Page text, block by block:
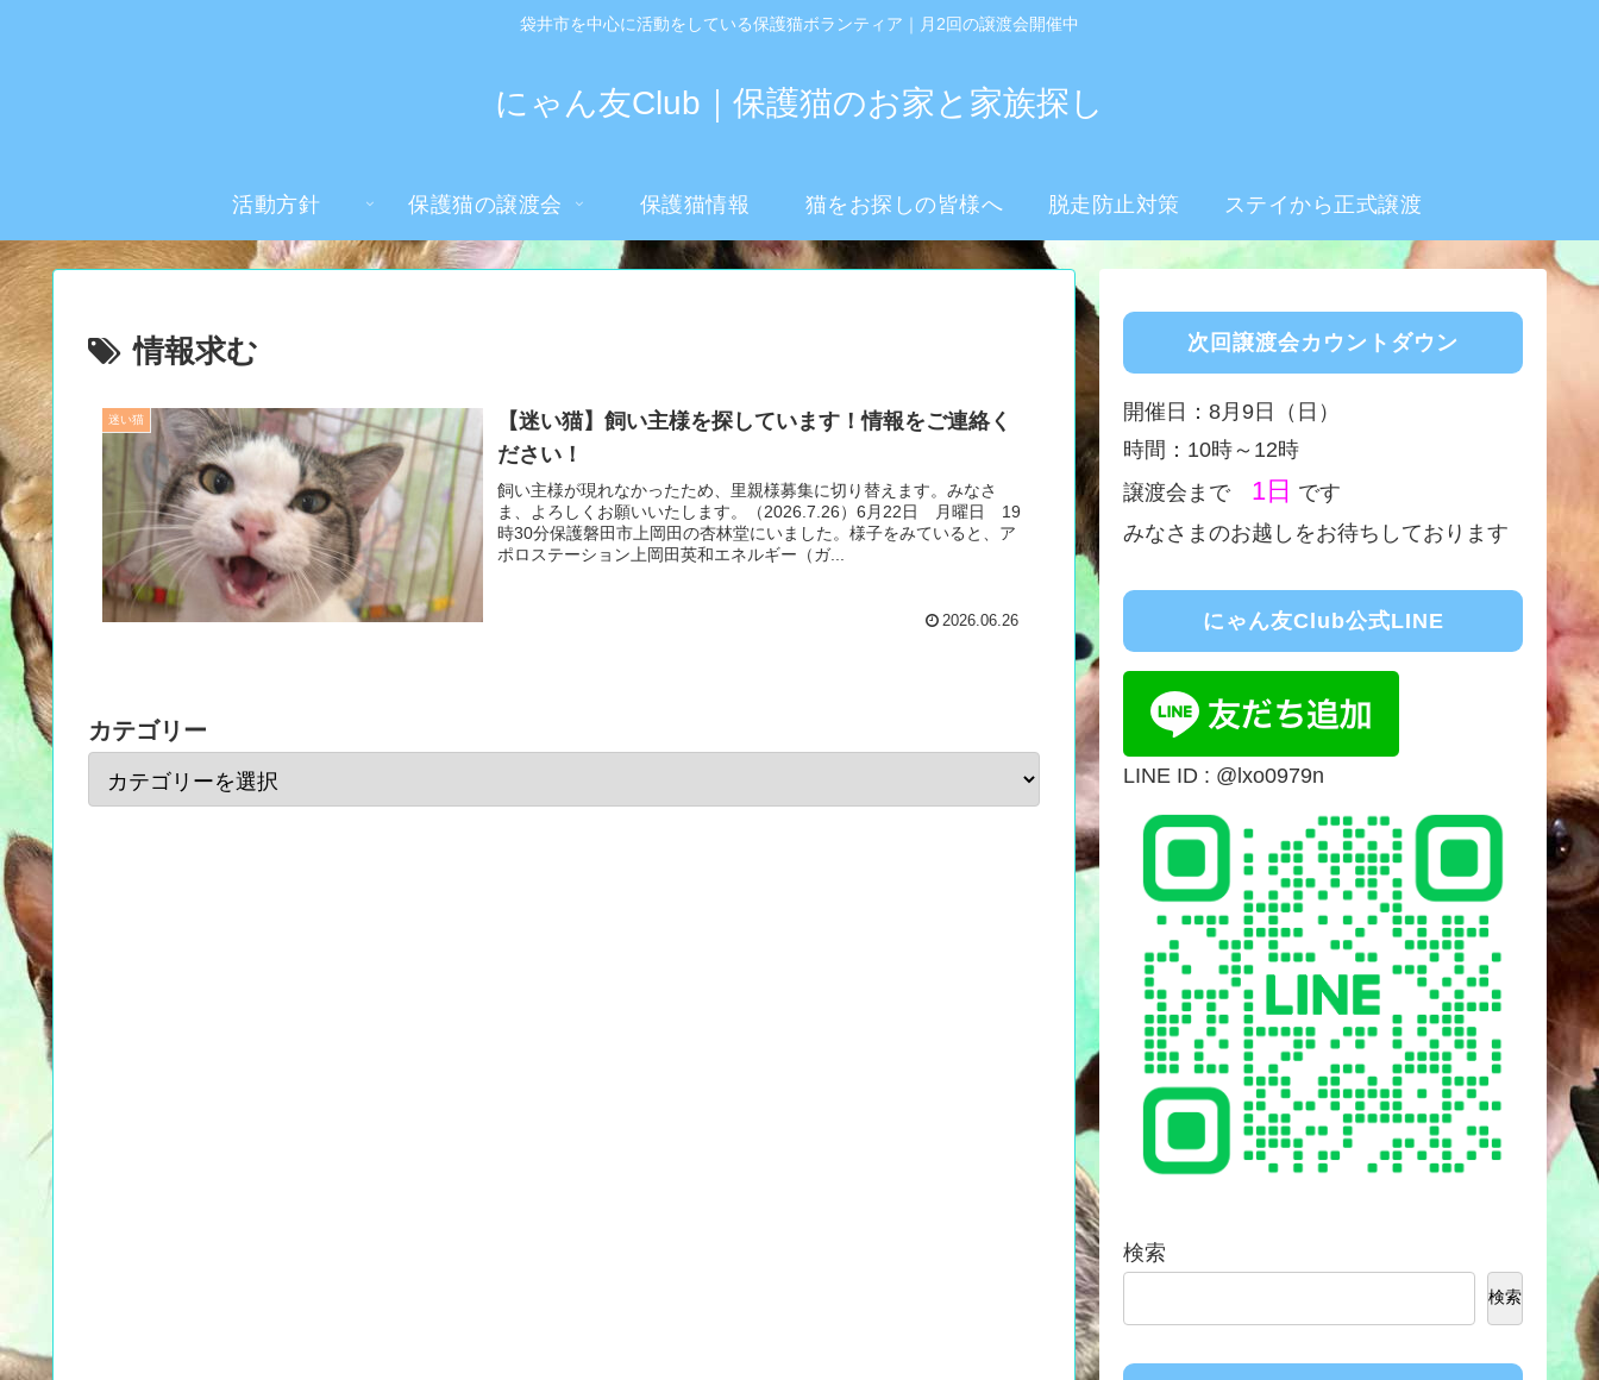
袋井市を中心に活動をしている保護猫ボランティア｜月2回の譲渡会開催中
にゃん友Club｜保護猫のお家と家族探し
活動方針 保護猫の譲渡会 保護猫情報 猫をお探しの皆様へ 脱走防止対策 ステイから正式譲渡
情報求む
迷い猫
【迷い猫】飼い主様を探しています！情報をご連絡く
ださい！
飼い主様が現れなかったため、里親様募集に切り替えます。みなさ
ま、よろしくお願いいたします。（2026.7.26）6月22日 月曜日 19
時30分保護磐田市上岡田の杏林堂にいました。様子をみていると、ア
ポロステーション上岡田英和エネルギー（ガ...
2026.06.26
カテゴリー
次回譲渡会カウントダウン
開催日：8月9日（日）
時間：10時～12時
譲渡会まで 1日 です
みなさまのお越しをお待ちしております
にゃん友Club公式LINE
LINE ID : @lxo0979n
検索
検索